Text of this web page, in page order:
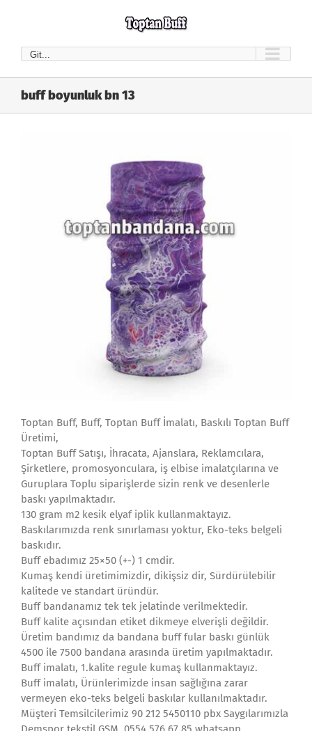
Git...
buff boyunluk bn 13
Toptan Buff, Buff, Toptan Buff İmalatı, Baskılı Toptan Buff
Üretimi,
Toptan Buff Satışı, İhracata, Ajanslara, Reklamcılara,
Şirketlere, promosyonculara, iş elbise imalatçılarına ve
Guruplara Toplu siparişlerde sizin renk ve desenlerle
baskı yapılmaktadır.
130 gram m2 kesik elyaf iplik kullanmaktayız.
Baskılarımızda renk sınırlaması yoktur, Eko-teks belgeli
baskıdır.
Buff ebadımız 25×50 (+-) 1 cmdir.
Kumaş kendi üretimimizdir, dikişsiz dir, Sürdürülebilir
kalitede ve standart üründür.
Buff bandanamız tek tek jelatinde verilmektedir.
Buff kalite açısından etiket dikmeye elverişli değildir.
Üretim bandımız da bandana buff fular baskı günlük
4500 ile 7500 bandana arasında üretim yapılmaktadır.
Buff imalatı, 1.kalite regule kumaş kullanmaktayız.
Buff imalatı, Ürünlerimizde insan sağlığına zarar
vermeyen eko-teks belgeli baskılar kullanılmaktadır.
Müşteri Temsilcilerimiz 90 212 5450110 pbx Saygılarımızla